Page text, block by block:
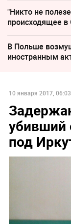
"Никто не
происходящее в
В Польше
иностранным
10 января 2017, 06:03
убивший
под